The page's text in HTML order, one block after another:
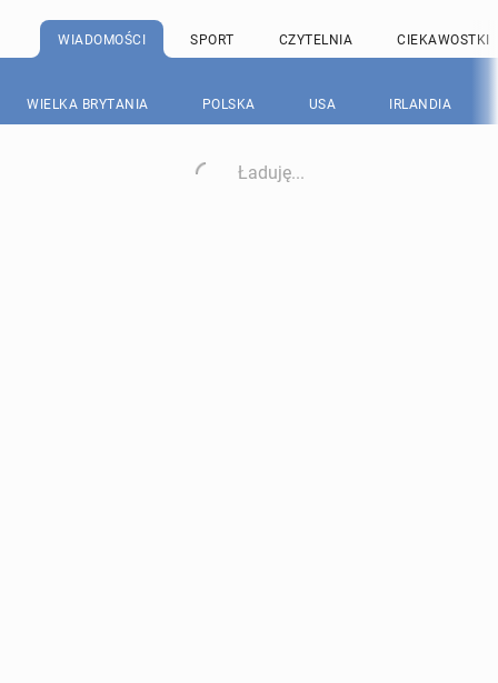
WIADOMOŚCI SPORT CZYTELNIA CIEKAWOSTKI
WIELKA BRYTANIA POLSKA USA IRLANDIA
Ładuję...